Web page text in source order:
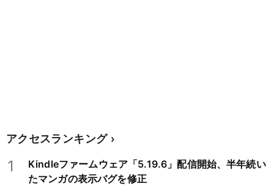
アクセスランキング
1
Kindleファームウェア「5.19.6」配信開始、半年続い
たマンガの表示バグを修正